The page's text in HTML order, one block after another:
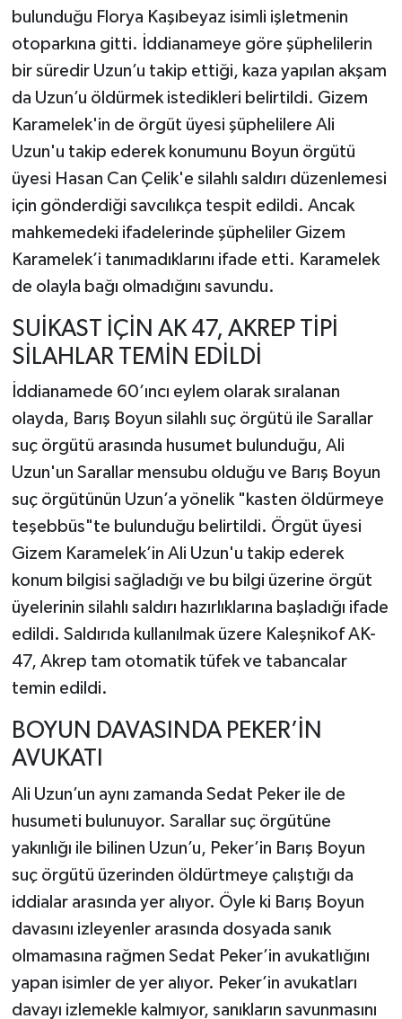
bulunduğu Florya Kaşıbeyaz isimli işletmenin
otoparkına gitti. İddianameye göre şüphelilerin
bir süredir Uzun’u takip ettiği, kaza yapılan akşam
da Uzun’u öldürmek istedikleri belirtildi. Gizem
Karamelek'in de örgüt üyesi şüphelilere Ali
Uzun'u takip ederek konumunu Boyun örgütü
üyesi Hasan Can Çelik'e silahlı saldırı düzenlemesi
için gönderdiği savcılıkça tespit edildi. Ancak
mahkemedeki ifadelerinde şüpheliler Gizem
Karamelek’i tanımadıklarını ifade etti. Karamelek
de olayla bağı olmadığını savundu.
SUİKAST İÇİN AK 47, AKREP TİPİ
SİLAHLAR TEMİN EDİLDİ
İddianamede 60’ıncı eylem olarak sıralanan
olayda, Barış Boyun silahlı suç örgütü ile Sarallar
suç örgütü arasında husumet bulunduğu, Ali
Uzun'un Sarallar mensubu olduğu ve Barış Boyun
suç örgütünün Uzun’a yönelik "kasten öldürmeye
teşebbüs"te bulunduğu belirtildi. Örgüt üyesi
Gizem Karamelek’in Ali Uzun'u takip ederek
konum bilgisi sağladığı ve bu bilgi üzerine örgüt
üyelerinin silahlı saldırı hazırlıklarına başladığı ifade
edildi. Saldırıda kullanılmak üzere Kaleşnikof AK-
47, Akrep tam otomatik tüfek ve tabancalar
temin edildi.
BOYUN DAVASINDA PEKER’İN
AVUKATI
Ali Uzun’un aynı zamanda Sedat Peker ile de
husumeti bulunuyor. Sarallar suç örgütüne
yakınlığı ile bilinen Uzun’u, Peker’in Barış Boyun
suç örgütü üzerinden öldürtmeye çalıştığı da
iddialar arasında yer alıyor. Öyle ki Barış Boyun
davasını izleyenler arasında dosyada sanık
olmamasına rağmen Sedat Peker’in avukatlığını
yapan isimler de yer alıyor. Peker’in avukatları
davayı izlemekle kalmıyor, sanıkların savunmasını